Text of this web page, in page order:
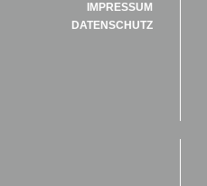
IMPRESSUM
DATENSCHUTZ